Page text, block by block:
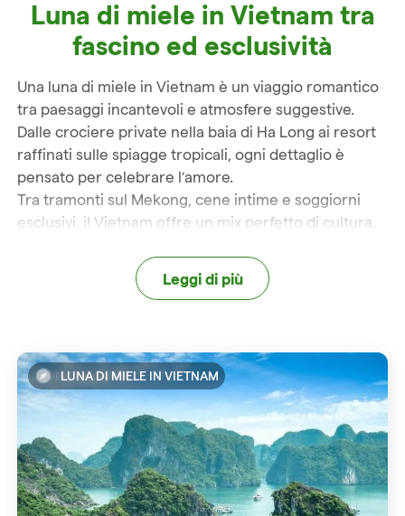
Luna di miele in Vietnam tra
fascino ed esclusività
Una luna di miele in Vietnam è un viaggio romantico
tra paesaggi incantevoli e atmosfere suggestive.
Dalle crociere private nella baia di Ha Long ai resort
raffinati sulle spiagge tropicali, ogni dettaglio è
pensato per celebrare l’amore.
Tra tramonti sul Mekong, cene intime e soggiorni
esclusivi, il Vietnam offre un mix perfetto di cultura,
misura, pensata per creare ricordi preziosi da
condividere per sempre.
Leggi di più
LUNA DI MIELE IN VIETNAM